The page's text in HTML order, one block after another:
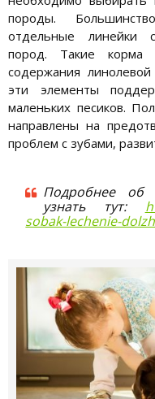
породы.
отдельные линейки
пород. Такие корма
содержания
эти элементы
маленьких песиков.
направлены на
проблем с зубами,
Подробнее об
узнать тут:
sobak-lechenie-